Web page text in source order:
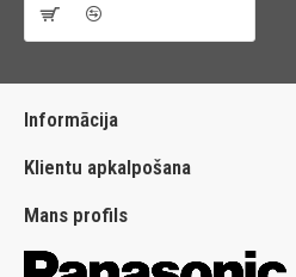
Informācija
Klientu apkalpošana
Mans profils